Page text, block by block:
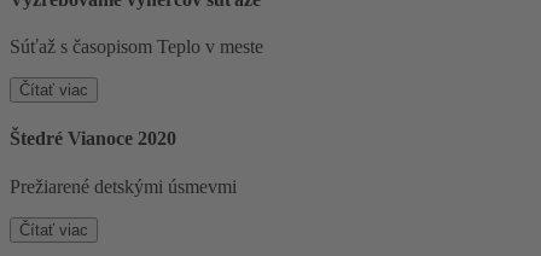
Súťaž s časopisom Teplo v meste
Čítať viac
Štedré Vianoce 2020
Prežiarené detskými úsmevmi
Čítať viac